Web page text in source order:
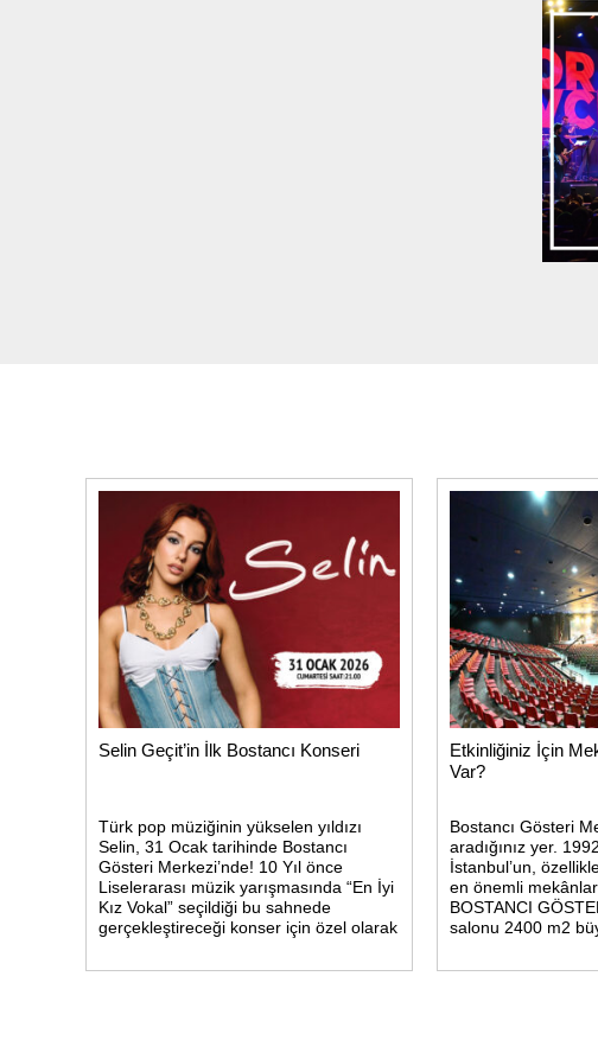
Selin Geçit’in İlk Bostancı Konseri
Türk pop müziğinin yükselen yıldızı
Selin, 31 Ocak tarihinde Bostancı
Gösteri Merkezi’nde! 10 Yıl önce
Liselerarası müzik yarışmasında “En İyi
Kız Vokal” seçildiği bu sahnede
gerçekleştireceği konser için özel olarak
Etkinliğiniz İçin
Var?
Bostancı Gösteri
aradığınız yer.
İstanbul’un,
en önemli
BOSTANCI
salonu 2400 m2
Konforlu bir